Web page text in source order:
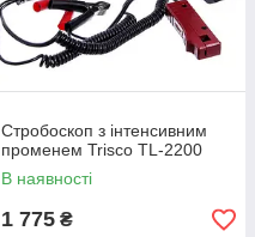
Стробоскоп з інтенсивним
променем Trisco TL-2200
В наявності
1 775 ₴